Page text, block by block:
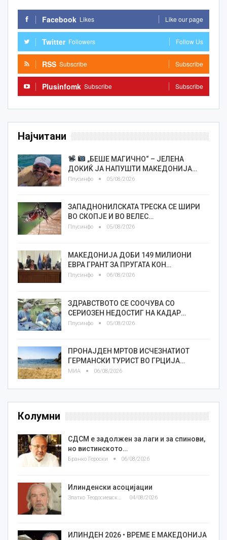
Facebook Likes Like our page
Twitter Followers Follow Us
RSS Subscribe Subscribe
Plusinfomk Subscribe Subscribe
Најчитани
„БЕШЕ МАГИЧНО“ – ЈЕЛЕНА
ДОКИЌ ЈА НАПУШТИ МАКЕДОНИЈА…
Плусинфо 05/08/2026
ЗАПАДНОНИЛСКАТА ТРЕСКА СЕ ШИРИ
ВО СКОПЈЕ И ВО ВЕЛЕС…
Плусинфо 05/08/2026
МАКЕДОНИЈА ДОБИ 149 МИЛИОНИ
ЕВРА ГРАНТ ЗА ПРУГАТА КОН…
Плусинфо 06/08/2026
ЗДРАВСТВОТО СЕ СООЧУВА СО
СЕРИОЗЕН НЕДОСТИГ НА КАДАР…
Плусинфо 05/08/2026
ПРОНАЈДЕН МРТОВ ИСЧЕЗНАТИОТ
ГЕРМАНСКИ ТУРИСТ ВО ГРЦИЈА…
МИА 06/08/2026
Колумни
СДСМ е задолжен за лаги и за спинови,
но вистинското…
Бранко Героски 06/08/2026
Илинденски асоцијации
Златко Теодосиевски 04/08/2026
ИЛИНДЕН 2026 • ВРЕМЕ Е МАКЕДОНИЈА